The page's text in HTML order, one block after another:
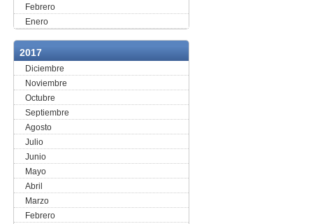
Febrero
Enero
2017
Diciembre
Noviembre
Octubre
Septiembre
Agosto
Julio
Junio
Mayo
Abril
Marzo
Febrero